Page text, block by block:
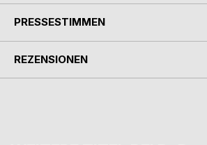
PRESSESTIMMEN
REZENSIONEN